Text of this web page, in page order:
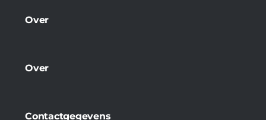
Over
Over
Contactgegevens